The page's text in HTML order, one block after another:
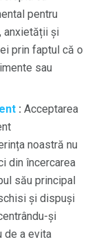
pentru
anxietății și
prin faptul că o
sau
: Acceptarea
noastră nu
din încercarea
său principal
și dispuși
și
de a evita